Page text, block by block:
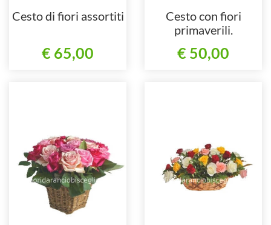
Cesto di fiori assortiti
€ 65,00
Cesto con fiori
primaverili.
€ 50,00